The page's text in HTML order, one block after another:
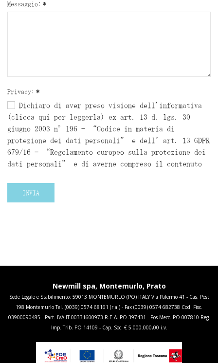
Messaggio: *
Privacy: *
Dichiaro di aver preso visione dell'informativa
(clicca qui per leggerla) ex art. 13 d. lgs. 30
giugno 2003 n°196 – “Codice in materia di
protezione dei dati personali” e dell’art. 13 GDPR
679/16 – “Regolamento europeo sulla protezione dei
dati personali” e di averne compreso il contenuto
INVIA
Newmill spa, Montemurlo, Prato
Sede Legale e Stabilimento: 59013 MONTEMURLO (PO) ITALY Via Palermo 41 - Cas. Post
198 Montemurlo Tel. (0039) 0574 68161 (r.a.) - Fax (0039) 0574 682738 Cod. Fisc.
03900090485 - Part. IVA IT 00331600973 R.E.A. PO 397431 - Pos Mecc. PO 007810 Reg.
Imp. Trib. PO 14109 - Cap. Soc. € 5.000.000,00 i.v.